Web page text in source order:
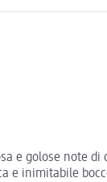
e golose note
e inimitabile